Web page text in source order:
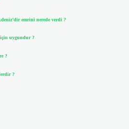
emrini nerede verdi ?
için uygundur ?
?
?